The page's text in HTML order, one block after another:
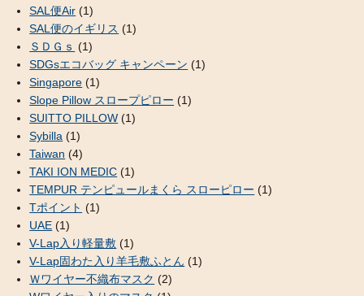
SAL便Air (1)
SAL便のイギリス (1)
ＳＤＧｓ (1)
SDGsエコバッグ キャンペーン (1)
Singapore (1)
Slope Pillow スロープピロー (1)
SUITTO PILLOW (1)
Sybilla (1)
Taiwan (4)
TAKI ION MEDIC (1)
TEMPUR テンピュールまくら スローピロー (1)
Tポイント (1)
UAE (1)
V-Lap入り軽量敷 (1)
V-Lap固わた入り羊毛敷ふとん (1)
Ｗワイヤー不織布マスク (2)